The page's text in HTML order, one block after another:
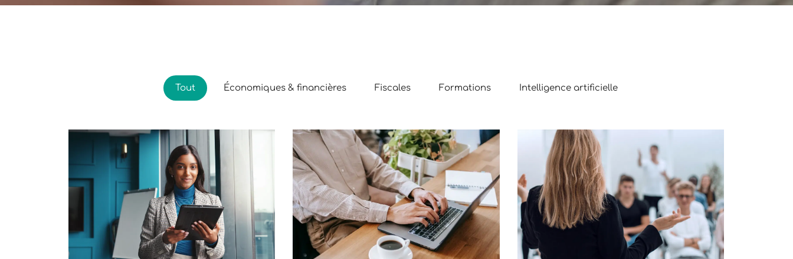
Tout Économiques & financières Fiscales Formations Intelligence artificielle